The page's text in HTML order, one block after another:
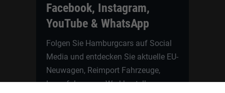
Facebook, Instagram,
YouTube & WhatsApp
Folgen Sie Hamburgcars auf Social
Media und entdecken Sie aktuelle EU-
Neuwagen, Reimport Fahrzeuge,
Lagerfahrzeuge, Werkbestellungen,